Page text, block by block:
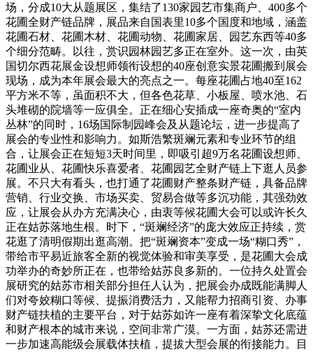
场，分成10大从题展区，集结了130家园艺市集商户、400多个
花圃全财产链品牌，展品来自国表里10多个国度和地域，涵盖
花圃石材、花圃木材、花圃动物、花圃家居、园艺东西等40多
个细分范畴。以往，赏识园林园艺多正在室外。这一次，由英
国切尔西花展金设想师领衔设想的40座创意实景花圃搬到展会
现场，成为本年展会最大的亮点之一。每座花圃占地40至162
平方米不等，虽面积不大，但各色花草、小板屋、喷水池、石
头堆砌的院墙等一应俱全。正在细心安插成一座奇奥的“室内
丛林”的同时，16场国际制园峰会及从题论坛，进一步提高了
展会的专业性和影响力。如斯浩繁斑斓元素和专业环节的组
合，让展会正在短短3天时间里，即吸引超9万名花圃设想师、
花圃业从、花圃快乐喜爱者、花圃园艺全财产链上下逛人员参
展。不只大有看头，也打通了花圃财产整条财产链，具备品牌
营销、行业交换、市场买卖、贸易合做等多沉功能，其强劲效
应，让展会从办方充满决心，由衷等候花圃大会可以或许长久
正在姑苏落地生根。时下，“斑斓经济”的庞大效应正持续，赏
花逛了清明假期出逛高潮。把“斑斓资本”变成一场“糊口秀”，
带给市平易近旅客全新的视觉体验和审美享受，是花圃大会成
功举办的奇妙所正在，也带给姑苏良多新的。一位持久处置会
展研究的姑苏市相关部分担任人认为，把展会办成既能满脚人
们对夸姣糊口等候、提振消费活力，又能帮力招商引资、办事
财产链扶植的主要平台，对于姑苏如许一座有着深挚文化底蕴
和财产根本的城市来说，空间非常广漠。一方面，姑苏还需进
一步加速高能级会展载体扶植，提拔大型会展的衔接能力。目